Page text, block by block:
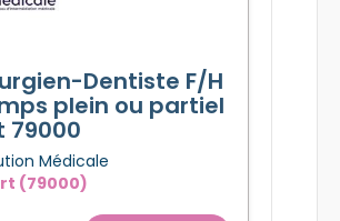
Dentiste F/H
plein ou partiel
79000
Médicale
(79000)